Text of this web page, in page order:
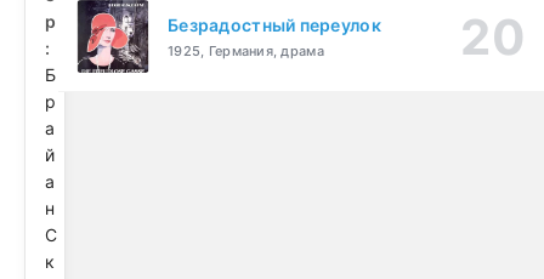
р
:
Б
р
а
й
а
н
С
к
Безрадостный переулок
1925, Германия, драма